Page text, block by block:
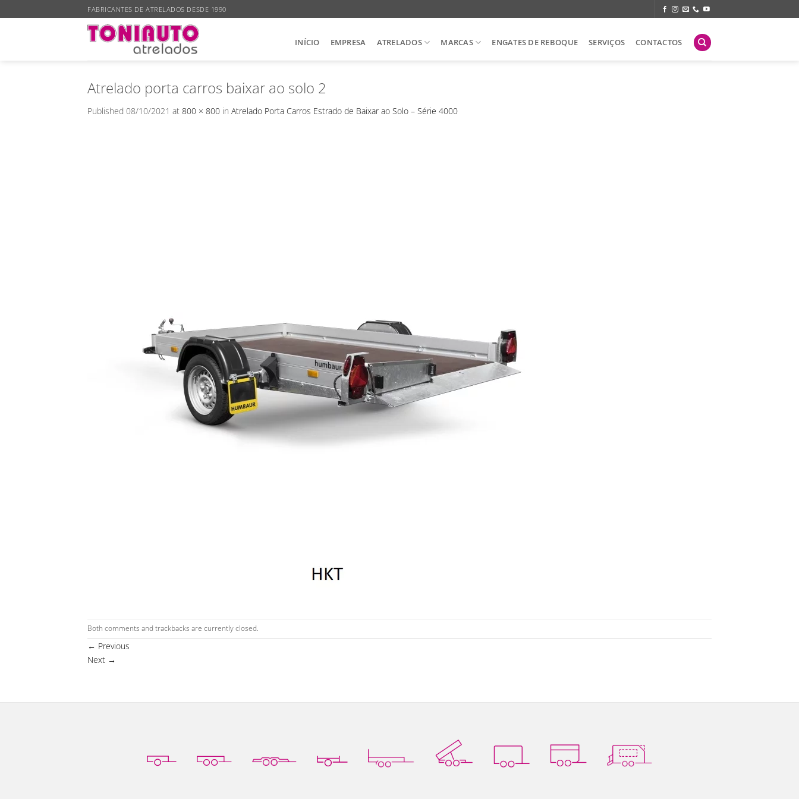
to
FABRICANTES DE ATRELADOS DESDE 1990
INÍCIO EMPRESA ATRELADOS MARCAS ENGATES DE REBOQUE SERVIÇOS CONTACTOS
Atrelado porta carros baixar ao solo 2
Published 08/10/2021 at 800 × 800 in Atrelado Porta Carros Estrado de Baixar ao Solo – Série 4000
Both comments and trackbacks are currently closed.
← Previous
Next →